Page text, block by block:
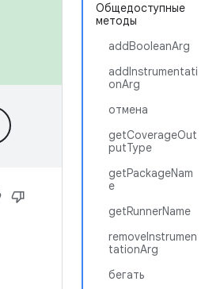
Общедоступные
методы
addBooleanArg
addInstrumentati
onArg
отмена
getCoverageOut
putType
getPackageNam
e
getRunnerName
removeInstrumen
tationArg
бегать